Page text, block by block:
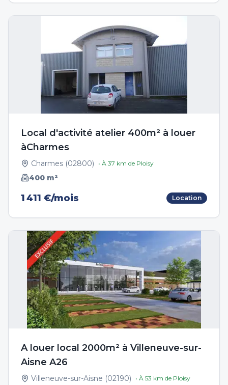
Local d'activité atelier 400m² à louer
àCharmes
Charmes (02800) • À 37 km de Ploisy
400 m²
1 411 €/mois Location
A louer local 2000m² à Villeneuve-sur-
Aisne A26
Villeneuve-sur-Aisne (02190) • À 53 km de Ploisy